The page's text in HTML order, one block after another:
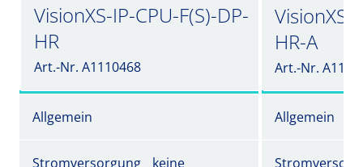
VisionXS-IP-CPU-F(S)-DP-
HR
Art.-Nr. A1110468
VisionXS-
HR-A
Art.-Nr.
Allgemein Allgemein
Stromversorgung
keine